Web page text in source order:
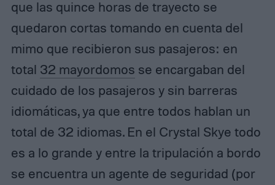
que las quince horas de trayecto se
quedaron cortas tomando en cuenta del
mimo que recibieron sus pasajeros: en
total 32 mayordomos se encargaban del
cuidado de los pasajeros y sin barreras
idiomáticas, ya que entre todos hablan un
total de 32 idiomas. En el Crystal Skye todo
es a lo grande y entre la tripulación a bordo
se encuentra un agente de seguridad (por